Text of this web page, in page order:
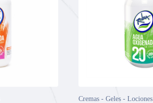
Cremas - Geles - Lociones